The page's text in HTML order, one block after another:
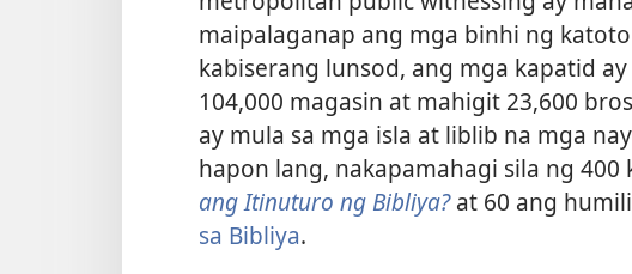
maipalaganap ang mga binhi ng
kabiserang lunsod, ang mga kapatid
104,000 magasin at mahigit 23,600
ay mula sa mga isla at liblib na mga
hapon lang, nakapamahagi sila ng
ang Itinuturo ng Bibliya?at 60 ang
sa Bibliya.